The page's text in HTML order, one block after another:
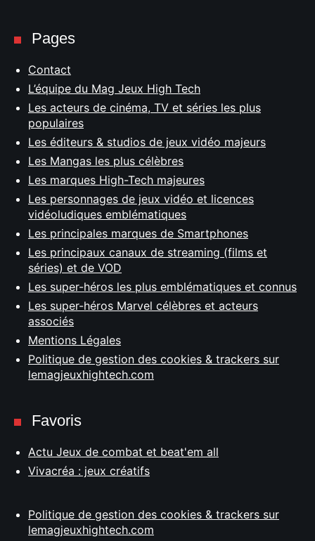
Pages
Contact
L’équipe du Mag Jeux High Tech
Les acteurs de cinéma, TV et séries les plus
populaires
Les éditeurs & studios de jeux vidéo majeurs
Les Mangas les plus célèbres
Les marques High-Tech majeures
Les personnages de jeux vidéo et licences
vidéoludiques emblématiques
Les principales marques de Smartphones
Les principaux canaux de streaming (films et
séries) et de VOD
Les super-héros les plus emblématiques et connus
Les super-héros Marvel célèbres et acteurs
associés
Mentions Légales
Politique de gestion des cookies & trackers sur
lemagjeuxhightech.com
Favoris
Actu Jeux de combat et beat'em all
Vivacréa : jeux créatifs
Politique de gestion des cookies & trackers sur
lemagjeuxhightech.com